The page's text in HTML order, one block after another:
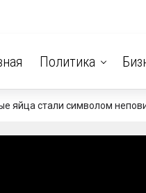
Политика
яйца стали символом